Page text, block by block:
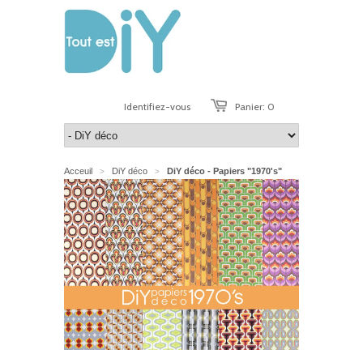
Panier: 0
Identifiez-vous
Acceuil > DiY déco > DiY déco - Papiers "1970's"